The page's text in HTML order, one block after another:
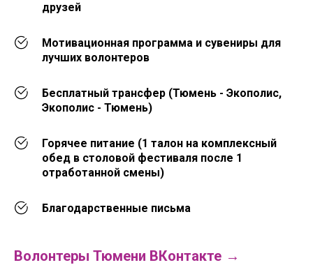
друзей
Мотивационная программа и сувениры для
лучших волонтеров
Бесплатный трансфер (Тюмень - Экополис,
Экополис - Тюмень)
Горячее питание (1 талон на комплексный
обед в столовой фестиваля после 1
отработанной смены)
Благодарственные письма
Волонтеры Тюмени ВКонтакте